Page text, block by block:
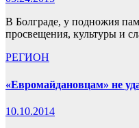
В Болграде, у подножия
просвещения, культуры и
РЕГИОН
«Евромайдановцам» не
10.10.2014